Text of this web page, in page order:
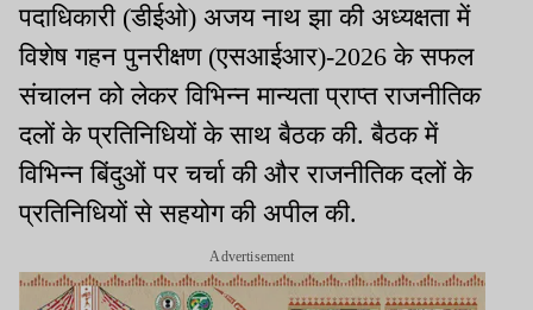
पदाधिकारी (डीईओ) अजय नाथ झा की अध्यक्षता में
विशेष गहन पुनरीक्षण (एसआईआर)-2026 के सफल
संचालन को लेकर विभिन्न मान्यता प्राप्त राजनीतिक
दलों के प्रतिनिधियों के साथ बैठक की. बैठक में
विभिन्न बिंदुओं पर चर्चा की और राजनीतिक दलों के
प्रतिनिधियों से सहयोग की अपील की.
Advertisement